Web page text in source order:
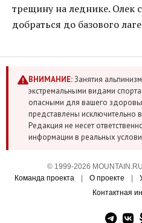
трещину на леднике. Олек
добраться до базового
ВНИМАНИЕ:Занятия
экстремальными видами
опасными для вашего
представлены исключительно
Редакция не несет
информации в реальных
© 1999-2026
Команда проекта
О проекте
Контактная